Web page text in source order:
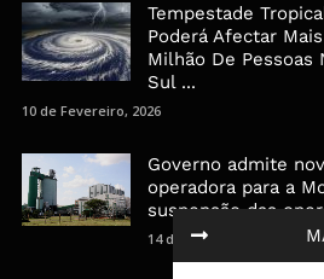
Tempestade
Poderá Afectar
Milhão De Pessoas
Sul ...
10 de Fevereiro, 2026
Governo admite
operadora para a
suspensão das
14 de Março, 2026